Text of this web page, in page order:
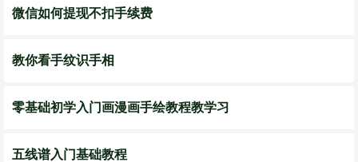
微信如何提现不扣手续费
教你看手纹识手相
零基础初学入门画漫画手绘教程教学习
五线谱入门基础教程